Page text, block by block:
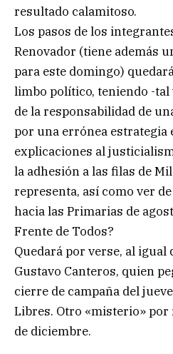
resultado calamitoso.
Los pasos de los
Renovador (tiene además
para este domingo)
limbo político, teniendo -
de la responsabilidad de
por una errónea estrategia
explicaciones al
la adhesión a las filas de
representa, así como ver
hacia las Primarias de
Frente de Todos?
Quedará por verse, al igual
Gustavo Canteros, quien
cierre de campaña del
Libres. Otro «misterio» por
de diciembre.